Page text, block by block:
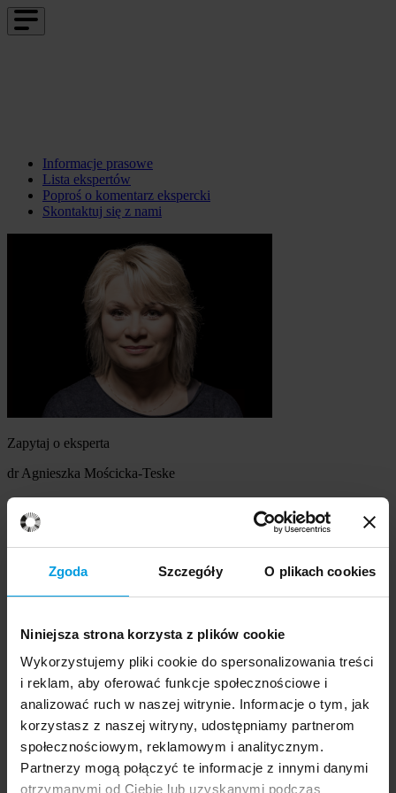
Zgoda Szczegóły O plikach cookies
Niniejsza strona korzysta z plików cookie
Wykorzystujemy pliki cookie do spersonalizowania treści
i reklam, aby oferować funkcje społecznościowe i
analizować ruch w naszej witrynie. Informacje o tym, jak
korzystasz z naszej witryny, udostępniamy partnerom
społecznościowym, reklamowym i analitycznym.
Partnerzy mogą połączyć te informacje z innymi danymi
otrzymanymi od Ciebie lub uzyskanymi podczas
Informacje prasowe
Lista ekspertów
Poproś o komentarz ekspercki
Skontaktuj się z nami
Zapytaj o eksperta
dr Agnieszka Mościcka-Teske
Szukasz eksperta
Wybierz temat
Ekspert
udzielenie wywiadu
komentarz do artykułu
udział w audycji radiowej na żywo
udział w nagraniu audycji radiowej
udział w audycji telewizyjnej na żywo
udział w nagraniu audycji telewizyjnej
Inne
Opisz temat zapytania
Prosimy opisać problem, zjawisko czy
wydarzenie, które będą przedmiotem komentarza eksperta: